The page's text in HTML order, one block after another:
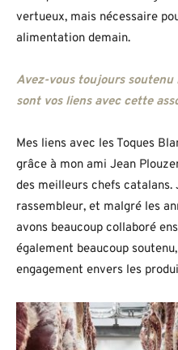
vertueux, mais nécessaire
alimentation demain.
Avez-vous toujours soutenu
sont vos liens avec cette
Mes liens avec les Toques
grâce à mon ami Jean
des meilleurs chefs
rassembleur, et malgré les
avons beaucoup collaboré
également beaucoup
engagement envers les